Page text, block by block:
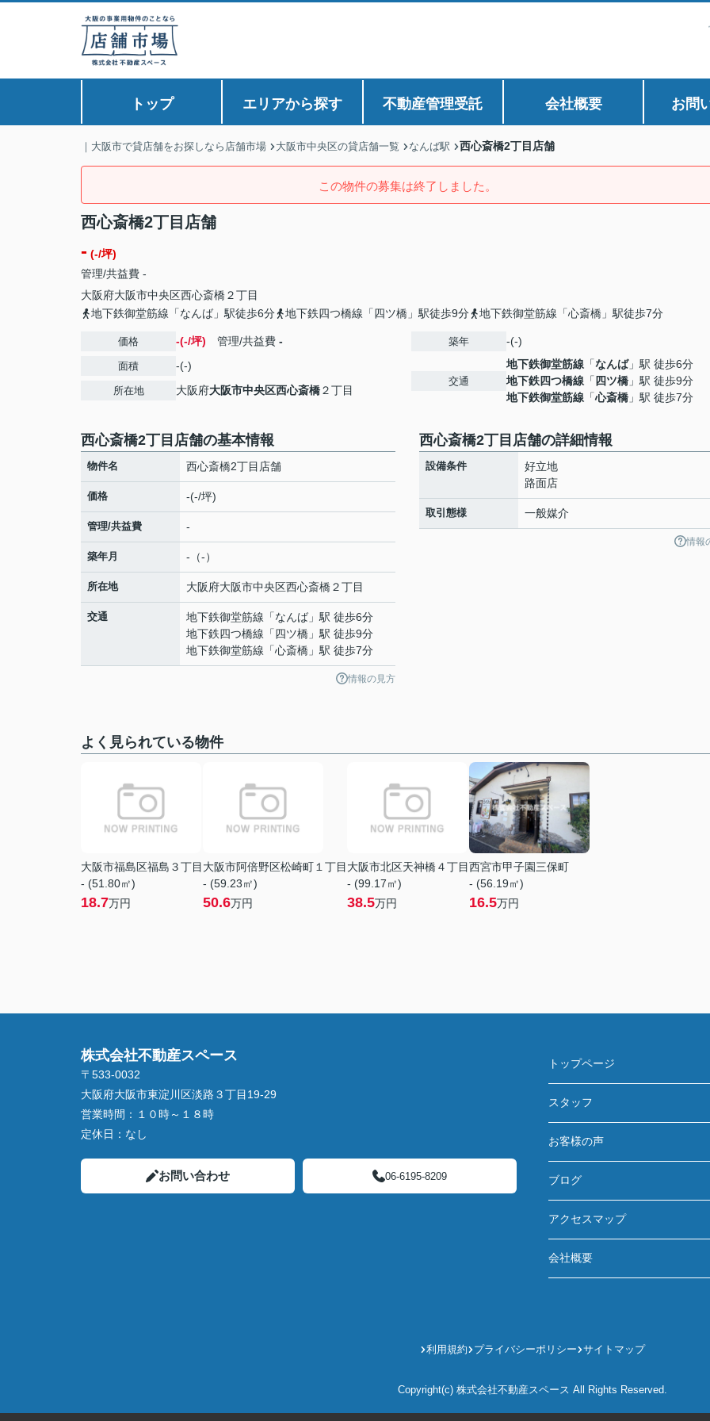
トップ エリアから探す 不動産管理受託 会社概要 お問
｜大阪市で貸店舗をお探しなら店舗市場 大阪市中央区の貸店舗一覧 なんば駅 西心斎橋2丁目店舗
この物件の募集は終了しました。
西心斎橋2丁目店舗
- (-/坪)
管理/共益費 -
大阪府大阪市中央区西心斎橋２丁目
地下鉄御堂筋線「なんば」駅徒歩6分
地下鉄四つ橋線「四ツ橋」駅徒歩9分 地下鉄御堂筋線「心斎橋」駅徒歩7分
価格 -(-/坪) 管理/共益費 -
面積 -(-)
所在地 大阪府大阪市中央区西心斎橋２丁目
築年 -(-)
交通
地下鉄御堂筋線 「なんば」駅 徒歩6分
地下鉄四つ橋線 「 四ツ橋 」駅 徒歩9分
地下鉄御堂筋線 「心斎橋 」駅 徒歩7分
西心斎橋2丁目店舗の基本情報
物件名 西心斎橋2丁目店舗
価格 -(-/坪)
管理/共益費 -
築年月 -（-）
所在地 大阪府大阪市中央区西心斎橋２丁目
交通 地下鉄御堂筋線 「なんば 」駅 徒歩6分
地下鉄四つ橋線 「四ツ橋 」駅 徒歩9分
地下鉄御堂筋線 「心斎橋 」駅 徒歩7分
情報の見方
西心斎橋2丁目店舗の詳細情報
設備条件
好立地
路面店
取引態様 一般媒介
情報
よく見られている物件
大阪市福島区福島３丁目
- (51.80㎡)
18.7万円
大阪市阿倍野区松崎町１丁目
- (59.23㎡)
50.6万円
大阪市北区天神橋４丁目
- (99.17㎡)
38.5万円
西宮市甲子園三保町
- (56.19㎡)
16.5万円
株式会社不動産スペース
〒533-0032
大阪府大阪市東淀川区淡路３丁目19-29
営業時間： １０時～１８時
定休日： なし
お問い合わせ 06-6195-8209
トップページ
スタッフ
お客様の声
ブログ
アクセスマップ
会社概要
利用規約 プライバシーポリシー サイトマップ
Copyright(c) 株式会社不動産スペース All Rights Reserved.